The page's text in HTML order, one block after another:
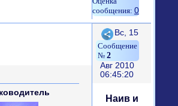
0
Поделиться
2
Вс, 15
Авг 2010
06:45:20
Наив и